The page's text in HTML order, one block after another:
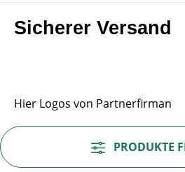
Sicherer Versand
Hier Logos von Partnerfirman
PRODUKTE